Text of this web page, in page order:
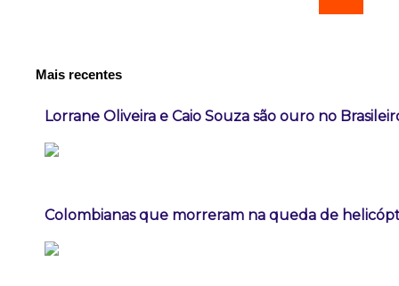
Mais recentes
Lorrane Oliveira e Caio Souza são ouro no
Colombianas que morreram na queda de